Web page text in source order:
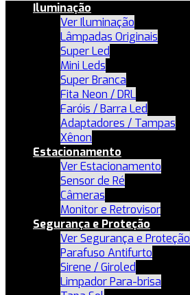
Iluminação
Ver Iluminação
Lâmpadas Originais
Super Led
Mini Leds
Super Branca
Fita Neon / DRL
Faróis / Barra Led
Adaptadores / Tampas
Xênon
Estacionamento
Ver Estacionamento
Sensor de Ré
Câmeras
Monitor e Retrovisor
Segurança e Proteção
Ver Segurança e Proteção
Parafuso Antifurto
Sirene / Giroled
Limpador Para-brisa